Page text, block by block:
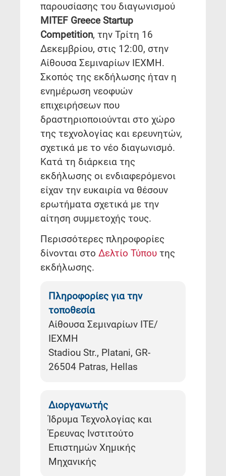
παρουσίασης του διαγωνισμού
MITEF Greece Startup
Competition, την Τρίτη 16
Δεκεμβρίου, στις 12:00, στην
Αίθουσα Σεμιναρίων ΙΕΧΜΗ.
Σκοπός της εκδήλωσης ήταν η
ενημέρωση νεοφυών
επιχειρήσεων που
δραστηριοποιούνται στο χώρο
της τεχνολογίας και ερευνητών,
σχετικά με το νέο διαγωνισμό.
Κατά τη διάρκεια της
εκδήλωσης οι ενδιαφερόμενοι
είχαν την ευκαιρία να θέσουν
ερωτήματα σχετικά με την
αίτηση συμμετοχής τους.
Περισσότερες πληροφορίες
δίνονται στο Δελτίο Τύπου της
εκδήλωσης.
Πληροφορίες για την
τοποθεσία
Αίθουσα Σεμιναρίων ΙΤΕ/
ΙΕΧΜΗ
Stadiou Str., Platani, GR-
26504 Patras, Hellas
Διοργανωτής
Ίδρυμα Τεχνολογίας και
Έρευνας Ινστιτούτο
Επιστημών Χημικής
Μηχανικής